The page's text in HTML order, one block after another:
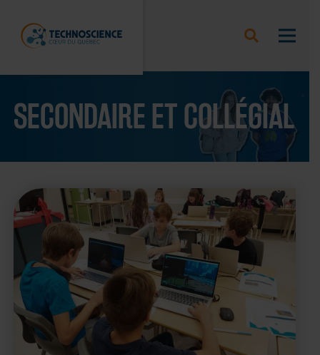
SECONDAIRE ET COLLÉGIAL